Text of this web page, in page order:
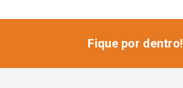
Fique por dentro!